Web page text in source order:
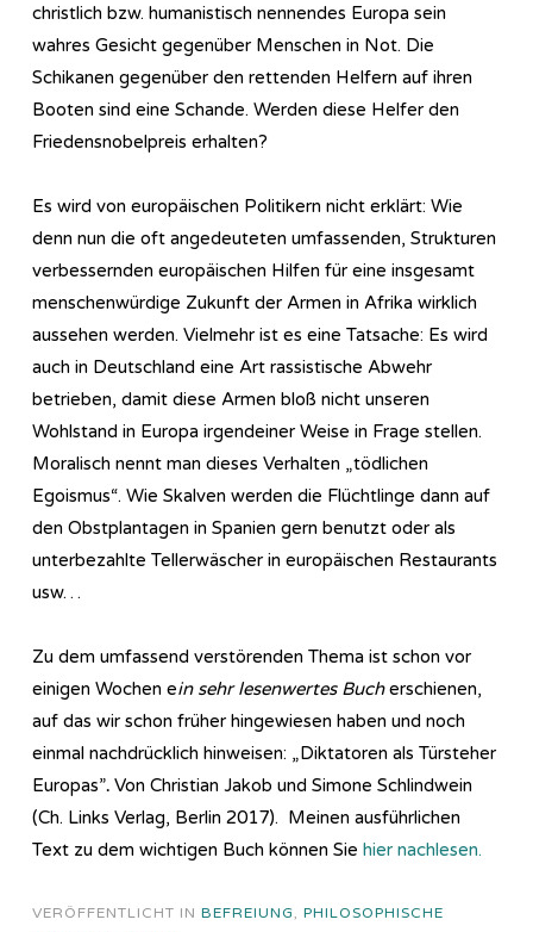
christlich bzw. humanistisch nennendes Europa sein
wahres Gesicht gegenüber Menschen in Not. Die
Schikanen gegenüber den rettenden Helfern auf ihren
Booten sind eine Schande. Werden diese Helfer den
Friedensnobelpreis erhalten?
Es wird von europäischen Politikern nicht erklärt: Wie
denn nun die oft angedeuteten umfassenden, Strukturen
verbessernden europäischen Hilfen für eine insgesamt
menschenwürdige Zukunft der Armen in Afrika wirklich
aussehen werden. Vielmehr ist es eine Tatsache: Es wird
auch in Deutschland eine Art rassistische Abwehr
betrieben, damit diese Armen bloß nicht unseren
Wohlstand in Europa irgendeiner Weise in Frage stellen.
Moralisch nennt man dieses Verhalten „tödlichen
Egoismus“. Wie Skalven werden die Flüchtlinge dann auf
den Obstplantagen in Spanien gern benutzt oder als
unterbezahlte Tellerwäscher in europäischen Restaurants
usw…
Zu dem umfassend verstörenden Thema ist schon vor
einigen Wochen ein sehr lesenwertes Bucherschienen,
auf das wir schon früher hingewiesen haben und noch
einmal nachdrücklich hinweisen: „Diktatoren als Türsteher
Europas”. Von Christian Jakob und Simone Schlindwein
(Ch. Links Verlag, Berlin 2017). Meinen ausführlichen
Text zu dem wichtigen Buch können Sie hier nachlesen.
VERÖFFENTLICHT IN BEFREIUNG, PHILOSOPHISCHE